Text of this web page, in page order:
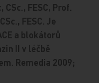
FESC, Prof.
FESC. Je
a blokátorů
II v léčbě
Remedia 2009;